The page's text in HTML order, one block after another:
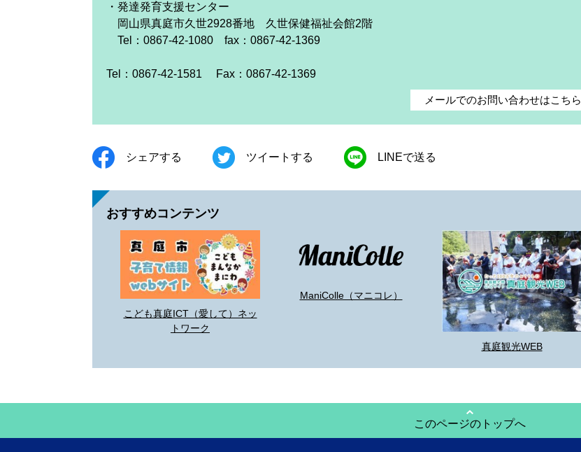
・発達発育支援センター
岡山県真庭市久世2928番地 久世保健福祉会館2階
Tel：0867-42-1080 fax：0867-42-1369
Tel：0867-42-1581 Fax：0867-42-1369
メールでのお問い合わせはこちら
シェアする ツイートする LINEで送る
おすすめコンテンツ
こども真庭ICT（愛して）ネッ
トワーク
ManiColle（マニコレ）
真庭観光WEB
このページのトップへ